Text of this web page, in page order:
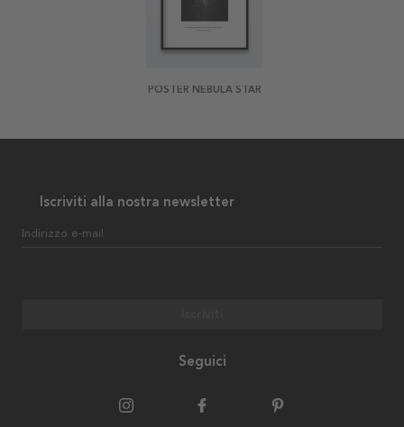
POSTER NEBULA STAR
Iscriviti alla nostra newsletter
Indirizzo e-mail
Seguici